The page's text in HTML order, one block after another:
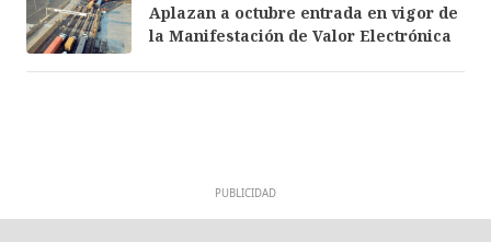
Aplazan a octubre entrada en vigor de
la Manifestación de Valor Electrónica
PUBLICIDAD